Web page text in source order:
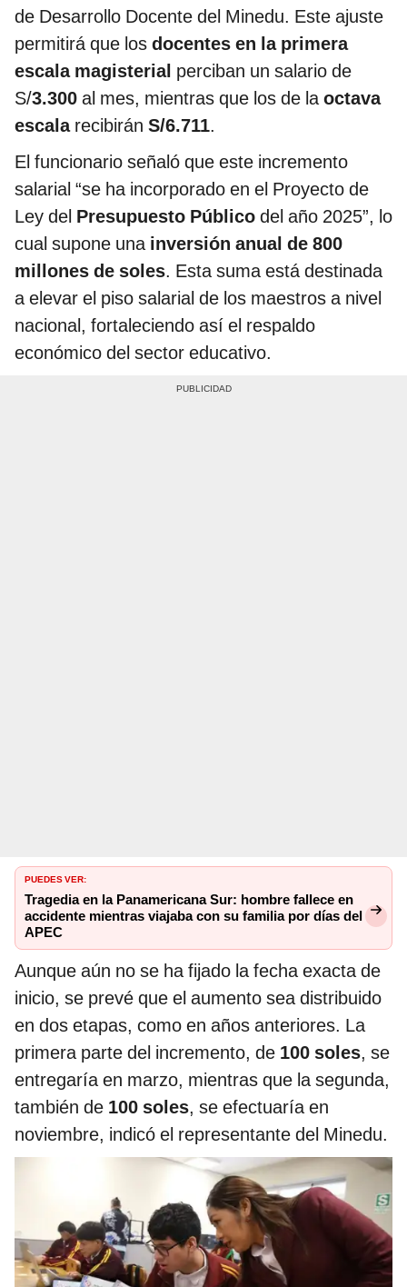
de Desarrollo Docente del Minedu. Este ajuste
permitirá que los docentes en la primera
escala magisterial perciban un salario de
S/3.300 al mes, mientras que los de laoctava
escalarecibirán S/6.711.
El funcionario señaló que este incremento
salarial “se ha incorporado en el Proyecto de
Ley del Presupuesto Público del año 2025”, lo
cual supone una inversión anual de 800
millones de soles. Esta suma está destinada
a elevar el piso salarial de los maestros a nivel
nacional, fortaleciendo así el respaldo
económico del sector educativo.
PUEDES VER:
Tragedia en la Panamericana Sur: hombre fallece en
accidente mientras viajaba con su familia por días del
APEC
Aunque aún no se ha fijado la fecha exacta de
inicio, se prevé que el aumento sea distribuido
en dos etapas, como en años anteriores. La
primera parte del incremento, de 100 soles, se
entregaría en marzo, mientras que la segunda,
también de 100 soles, se efectuaría en
noviembre, indicó el representante del Minedu.